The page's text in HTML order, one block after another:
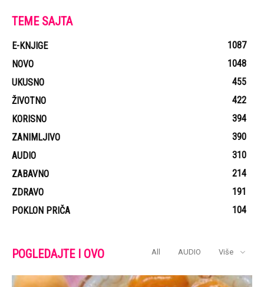
TEME SAJTA
E-KNJIGE
1087
NOVO
1048
UKUSNO
455
ŽIVOTNO
422
KORISNO
394
ZANIMLJIVO
390
AUDIO
310
ZABAVNO
214
ZDRAVO
191
POKLON PRIČA
104
POGLEDAJTE I OVO All AUDIO Više